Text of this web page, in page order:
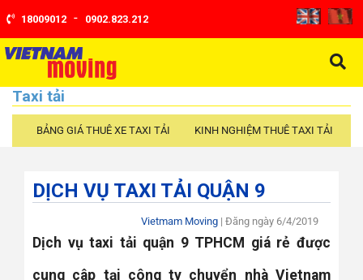
18009012 - 0902.823.212
Taxi tải
BẢNG GIÁ THUÊ XE TAXI TẢI KINH NGHIỆM THUÊ TAXI TẢI
DỊCH VỤ TAXI TẢI QUẬN 9
Vietmam Moving| Đăng ngày 6/4/2019
Dịch vụ taxi tải quận 9 TPHCM giá rẻ được
cung câp tại công ty chuyển nhà Vietnam